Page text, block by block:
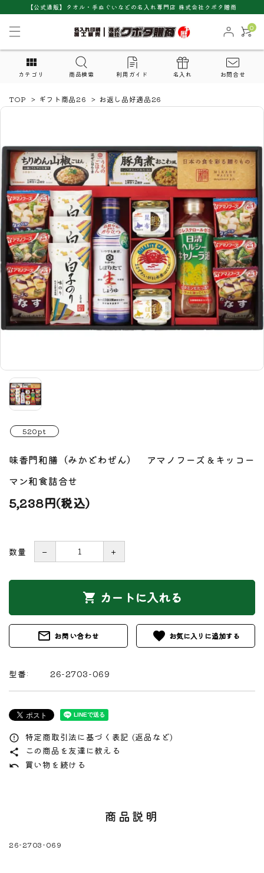
【公式通販】タオル・手ぬぐいなどの名入れ専門店 株式会社クボタ贈商
0
カテゴリ 商品検索 利用ガイド 名入れ お問合せ
TOP > ギフト商品26 > お返し品好適品26
520pt
味香門和膳（みかどわぜん） アマノフーズ＆キッコー
マン和食詰合せ
5,238円(税込)
数量 － ＋
shopping_cart カートに入れる
mail_outline お問い合わせ favorite
型番: 26-2703-069
error_outline 特定商取引法に基づく表記 (返品など)
share この商品を友達に教える
undo 買い物を続ける
商品説明
26-2703-069